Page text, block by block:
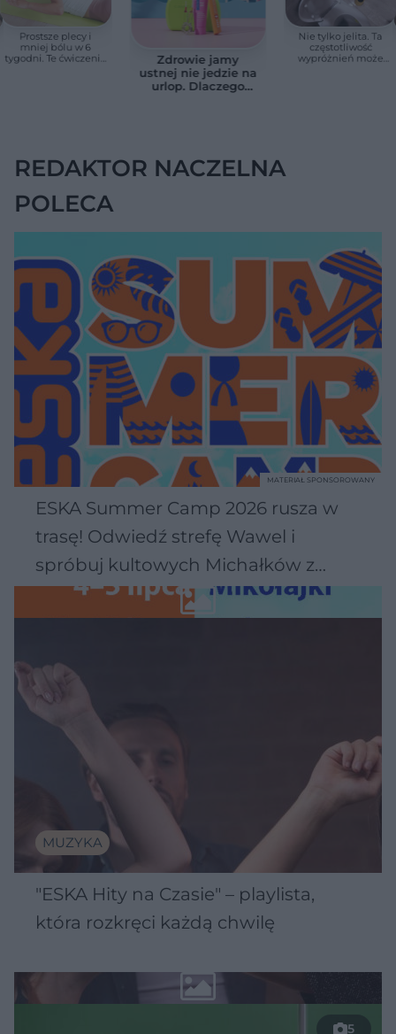
Prostsze plecy i
mniej bólu w 6
tygodni. Te ćwiczenia
Zdrowie jamy
ustnej nie jedzie na
urlop. Dlaczego
Nie tylko jelita. Ta
częstotliwość
wypróżnień może
REDAKTOR NACZELNA
POLECA
ESKA Summer Camp 2026 rusza w
trasę! Odwiedź strefę Wawel i
spróbuj kultowych Michałków z
Wawelu
MATERIAŁ SPONSOROWANY
MUZYKA
"ESKA Hity na Czasie" – playlista,
która rozkręci każdą chwilę
5